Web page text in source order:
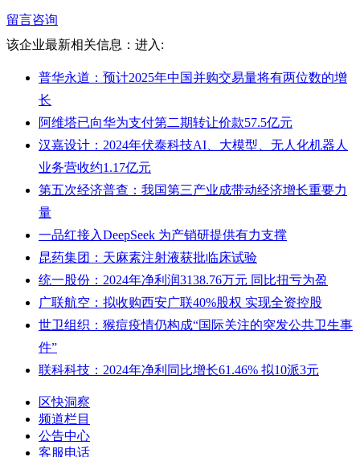
留言咨询
该企业最新相关信息： 进入:
普华永道：预计2025年中国并购交易量将有两位数的增
长
阿维塔已向华为支付第二期转让价款57.5亿元
汉嘉设计：2024年伏泰科技AI、大模型、无人化机器人
业务营收约1.17亿元
第五次经济普查：我国第三产业成带动经济增长重要力
量
一品红接入DeepSeek 为产销研提供有力支撑
昆药集团：天麻素注射液获批临床试验
统一股份：2024年净利润3138.76万元 同比扭亏为盈
广联航空：拟收购西安广联40%股权 实现全资控股
世卫组织：猴痘疫情仍构成“国际关注的突发公共卫生事
件”
联科科技：2024年净利同比增长61.46% 拟10派3元
区快洞察
频道栏目
公告中心
客服电话